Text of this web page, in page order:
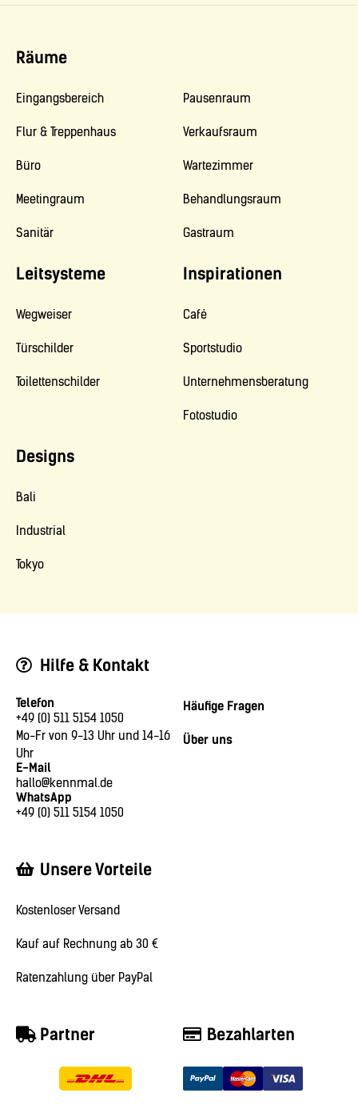
Räume
Leitsysteme
Designs
Inspirationen
Eingangsbereich
Flur & Treppenhaus
Büro
Meetingraum
Sanitär
Pausenraum
Verkaufsraum
Wartezimmer
Behandlungsraum
Gastraum
Wegweiser
Türschilder
Toilettenschilder
Bali
Industrial
Tokyo
Café
Sportstudio
Unternehmensberatung
Fotostudio
Hilfe & Kontakt
Unsere Vorteile
Bezahlarten
Partner
Telefon
+49 (0) 511 5154 1050
Mo-Fr von 9-13 Uhr und 14-16
Uhr
E-Mail
hallo@kennmal.de
WhatsApp
+49 (0) 511 5154 1050
Häufige Fragen
Über uns
Kostenloser Versand
Kauf auf Rechnung ab 30 €
Ratenzahlung über PayPal